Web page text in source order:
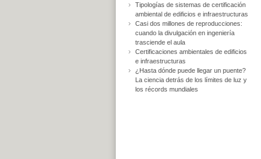
Tipologías de sistemas de certificación
ambiental de edificios e infraestructuras
Casi dos millones de reproducciones:
cuando la divulgación en ingeniería
trasciende el aula
Certificaciones ambientales de edificios
e infraestructuras
¿Hasta dónde puede llegar un puente?
La ciencia detrás de los límites de luz y
los récords mundiales